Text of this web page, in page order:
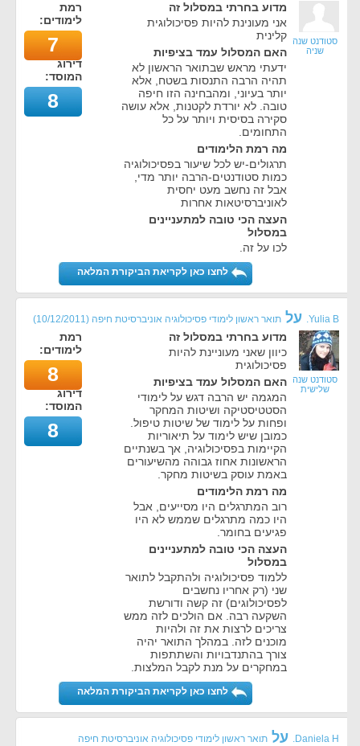
סטודנט שנה
שניה
מדוע בחרתי במסלול זה
אני מעונינת להיות פסיכולוגית
קלינית
האם המסלול עמד בציפיות
ידעתי מראש שבתואר הראשון לא
תהיה הרבה התנסות בשטח, אלא
יותר בעיוני, ומהבחינה הזו חיפה
טובה. לא יורדת לקטנות, אלא עושה
סקירה בסיסית ויותר על כל
התחומים.
מה רמת הלימודים
תרגולים-יש לכל שיעור בפסיכולוגיה
כמות סטודנטים-הרבה יותר מדי,
אבל זה נחשב מעט יחסית
לאוניברסיטאות אחרות
העצה הכי טובה למתעניינים
במסלול
לכו על זה.
רמת
לימודים:
7
דירוג
המוסד:
8
לחצו כאן לקריאת הביקורת המלאה
Yulia B. על תואר ראשון לימודי פסיכולוגיה אוניברסיטת חיפה (
10/12/2011
)
סטודנט שנה
שלישית
מדוע בחרתי במסלול זה
כיוון שאני מעוניינת להיות
פסיכולוגית
האם המסלול עמד בציפיות
המגמה יש הרבה דגש על לימודי
הסטטיסטיקה ושיטות המחקר
ופחות על לימוד של שיטות טיפול.
כמובן שיש לימוד על תיאוריות
הקיימות בפסיכולוגיה, אך בשנתיים
הראשונות אחוז גבוהה מהשיעורים
באמת עוסק בשיטות מחקר.
מה רמת הלימודים
רוב המתרגלים היו מסייעים, אבל
היו כמה מתרגלים שממש לא היו
פגיעים בחומר.
העצה הכי טובה למתעניינים
במסלול
ללמוד פסיכולוגיה ולהתקבל לתואר
שני (רק אחריו נחשבים
לפסיכולוגים) זה קשה ודורשת
השקעה רבה. אם הולכים לזה ממש
צריכים לרצות את זה ולהיות
מוכנים לזה. במהלך התואר יהיה
צורך בהתנדבויות והשתתפות
במחקרים על מנת לקבל המלצות.
רמת
לימודים:
8
דירוג
המוסד:
8
לחצו כאן לקריאת הביקורת המלאה
Daniela H. על תואר ראשון לימודי פסיכולוגיה אוניברסיטת חיפה